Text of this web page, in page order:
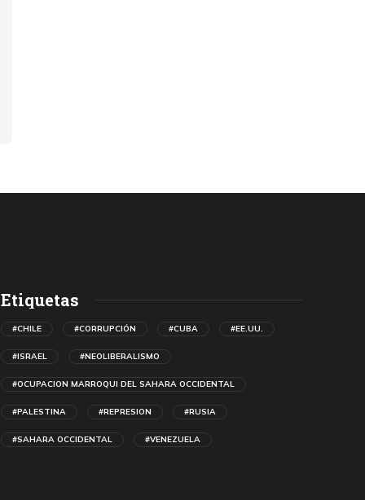
Etiquetas
#CHILE #CORRUPCIÓN #CUBA #EE.UU.
#ISRAEL #NEOLIBERALISMO
#OCUPACION MARROQUI DEL SAHARA OCCIDENTAL
#PALESTINA #REPRESION #RUSIA
#SAHARA OCCIDENTAL #VENEZUELA